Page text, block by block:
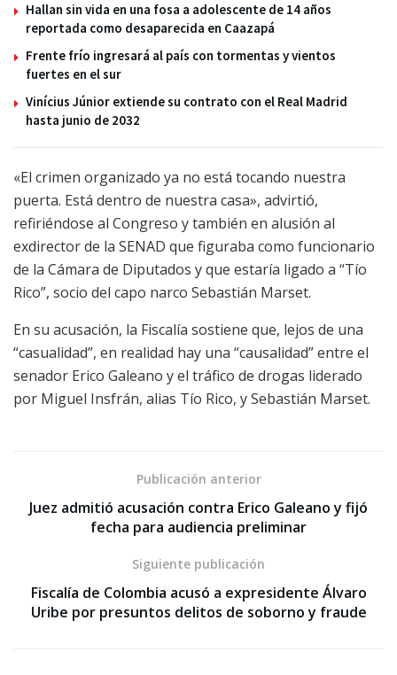
Hallan sin vida en una fosa a adolescente de 14 años
reportada como desaparecida en Caazapá
Frente frío ingresará al país con tormentas y vientos
fuertes en el sur
Vinícius Júnior extiende su contrato con el Real Madrid
hasta junio de 2032
«El crimen organizado ya no está tocando nuestra
puerta. Está dentro de nuestra casa», advirtió,
refiriéndose al Congreso y también en alusión al
exdirector de la SENAD que figuraba como funcionario
de la Cámara de Diputados y que estaría ligado a “Tío
Rico”, socio del capo narco Sebastián Marset.
En su acusación, la Fiscalía sostiene que, lejos de una
“casualidad”, en realidad hay una “causalidad” entre el
senador Erico Galeano y el tráfico de drogas liderado
por Miguel Insfrán, alias Tío Rico, y Sebastián Marset.
Publicación anterior
Juez admitió acusación contra Erico Galeano y fijó
fecha para audiencia preliminar
Siguiente publicación
Fiscalía de Colombia acusó a expresidente Álvaro
Uribe por presuntos delitos de soborno y fraude